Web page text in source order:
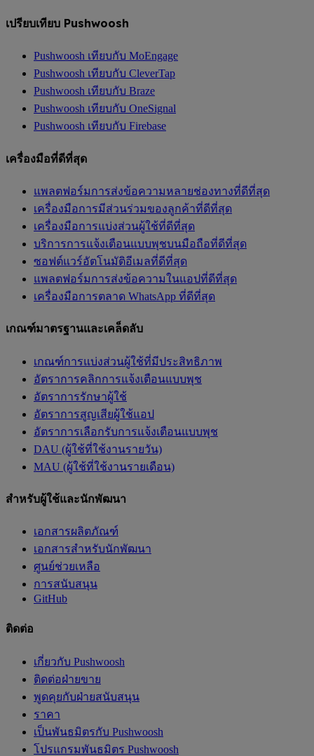
เปรียบเทียบ Pushwoosh
Pushwoosh เทียบกับ MoEngage
Pushwoosh เทียบกับ CleverTap
Pushwoosh เทียบกับ Braze
Pushwoosh เทียบกับ OneSignal
Pushwoosh เทียบกับ Firebase
เครื่องมือที่ดีที่สุด
แพลตฟอร์มการส่งข้อความหลายช่องทางที่ดีที่สุด
เครื่องมือการมีส่วนร่วมของลูกค้าที่ดีที่สุด
เครื่องมือการแบ่งส่วนผู้ใช้ที่ดีที่สุด
บริการการแจ้งเตือนแบบพุชบนมือถือที่ดีที่สุด
ซอฟต์แวร์อัตโนมัติอีเมลที่ดีที่สุด
แพลตฟอร์มการส่งข้อความในแอปที่ดีที่สุด
เครื่องมือการตลาด WhatsApp ที่ดีที่สุด
เกณฑ์มาตรฐานและเคล็ดลับ
เกณฑ์การแบ่งส่วนผู้ใช้ที่มีประสิทธิภาพ
อัตราการคลิกการแจ้งเตือนแบบพุช
อัตราการรักษาผู้ใช้
อัตราการสูญเสียผู้ใช้แอป
อัตราการเลือกรับการแจ้งเตือนแบบพุช
DAU (ผู้ใช้ที่ใช้งานรายวัน)
MAU (ผู้ใช้ที่ใช้งานรายเดือน)
สำหรับผู้ใช้และนักพัฒนา
เอกสารผลิตภัณฑ์
เอกสารสำหรับนักพัฒนา
ศูนย์ช่วยเหลือ
การสนับสนุน
GitHub
ติดต่อ
เกี่ยวกับ Pushwoosh
ติดต่อฝ่ายขาย
พูดคุยกับฝ่ายสนับสนุน
ราคา
เป็นพันธมิตรกับ Pushwoosh
โปรแกรมพันธมิตร Pushwoosh